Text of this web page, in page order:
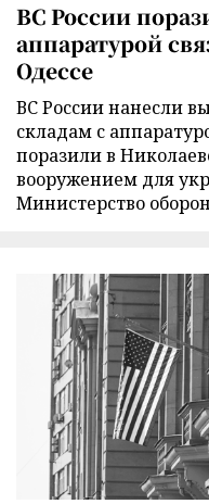
ВС России
аппаратурой
Одессе
ВС России нанесли
складам с
поразили в
вооружением для
Министерство